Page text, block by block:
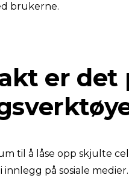
brukerne.
er det
til å låse opp skjulte
på sosiale